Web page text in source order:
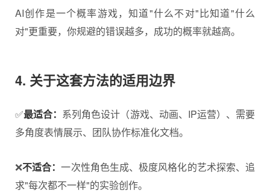
AI创作是一个概率游戏，知道"什么不对"比知道"什么
对"更重要，你规避的错误越多，成功的概率就越高。
4. 关于这套方法的适用边界
✅最适合： 系列角色设计（游戏、动画、IP运营）、需要
多角度表情展示、团队协作标准化文档。
❌不适合：一次性角色生成、极度风格化的艺术探索、追
求"每次都不一样"的实验创作。